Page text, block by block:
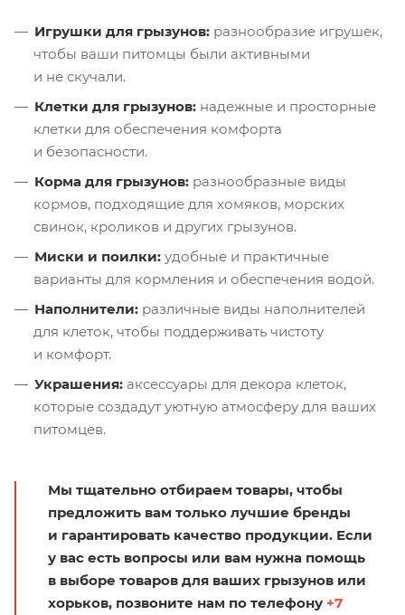
Игрушки для грызунов: разнообразие игрушек,
чтобы ваши питомцы были активными
и не скучали.
Клетки для грызунов: надежные и просторные
клетки для обеспечения комфорта
и безопасности.
Корма для грызунов: разнообразные виды
кормов, подходящие для хомяков, морских
свинок, кроликов и других грызунов.
Миски и поилки: удобные и практичные
варианты для кормления и обеспечения водой.
Наполнители: различные виды наполнителей
для клеток, чтобы поддерживать чистоту
и комфорт.
Украшения: аксессуары для декора клеток,
которые создадут уютную атмосферу для ваших
питомцев.
Мы тщательно отбираем товары, чтобы
предложить вам только лучшие бренды
и гарантировать качество продукции. Если
у вас есть вопросы или вам нужна помощь
в выборе товаров для ваших грызунов или
хорьков, позвоните нам по телефону +7